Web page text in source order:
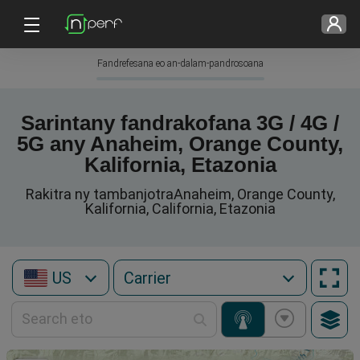
Fandrefesana eo an-dalam-pandrosoana
Sarintany fandrakofana 3G / 4G /
5G any Anaheim, Orange County,
Kalifornia, Etazonia
Rakitra ny tambanjotraAnaheim, Orange County,
Kalifornia, California, Etazonia
US